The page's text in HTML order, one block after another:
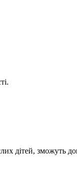
дітей, зможуть